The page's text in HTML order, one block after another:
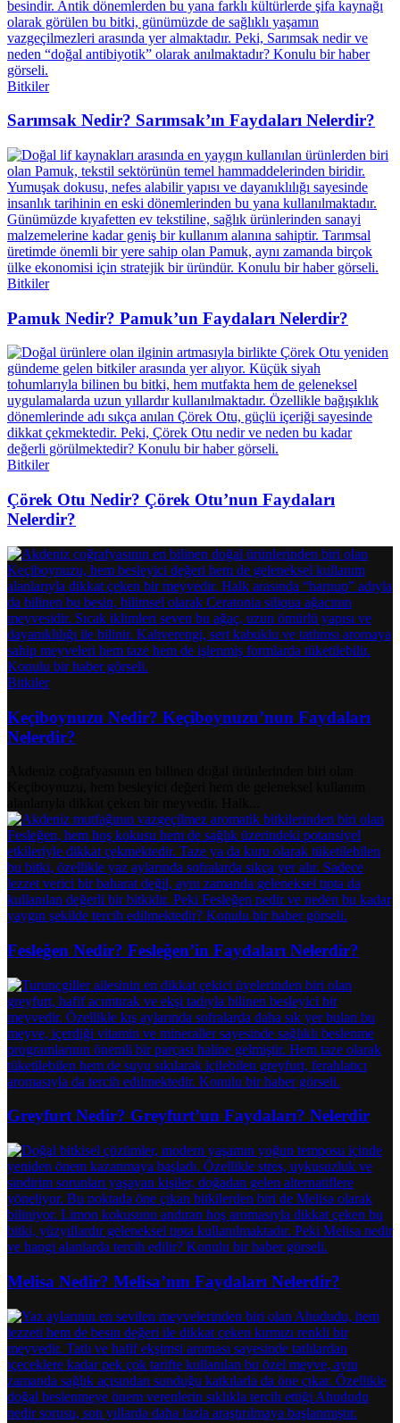
Bitkiler
Sarımsak Nedir? Sarımsak’ın Faydaları Nelerdir?
Bitkiler
Pamuk Nedir? Pamuk’un Faydaları Nelerdir?
Bitkiler
Çörek Otu Nedir? Çörek Otu’nun Faydaları
Nelerdir?
Bitkiler
Keçiboynuzu Nedir? Keçiboynuzu’nun Faydaları
Nelerdir?
Fesleğen Nedir? Fesleğen’in Faydaları Nelerdir?
Greyfurt Nedir? Greyfurt’un Faydaları? Nelerdir
Melisa Nedir? Melisa’nın Faydaları Nelerdir?